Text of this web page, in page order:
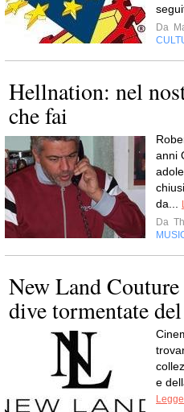
Da
Hellnation: nel
che fai
anni
da...
Da
New Land
dive tormentate
e